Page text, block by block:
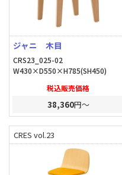
ジャニ 木目
CRS23_025-02
W430×D550×H785(SH450)
税込販売価格
38,360円～
CRES vol.23